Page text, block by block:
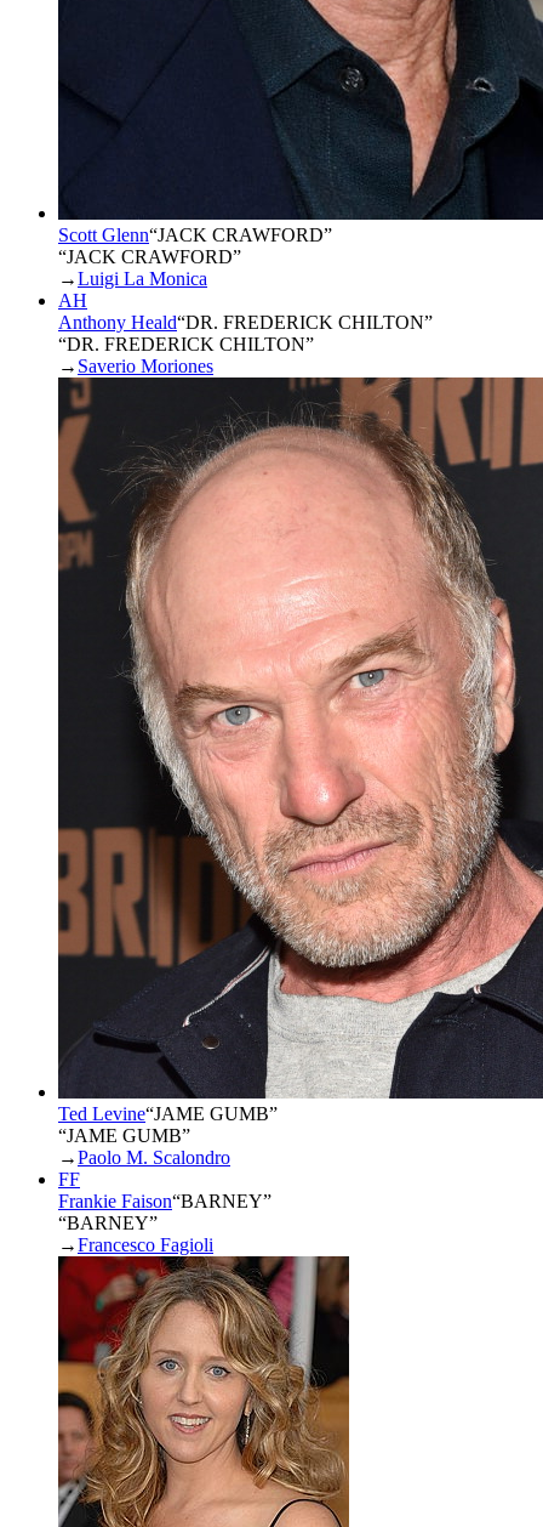
Scott Glenn“JACK CRAWFORD”
“JACK CRAWFORD”
→Luigi La Monica
AH
Anthony Heald“DR. FREDERICK CHILTON”
“DR. FREDERICK CHILTON”
→ Saverio Moriones
Ted Levine“JAME GUMB”
“JAME GUMB”
→Paolo M. Scalondro
FF
Frankie Faison“BARNEY”
“BARNEY”
→Francesco Fagioli